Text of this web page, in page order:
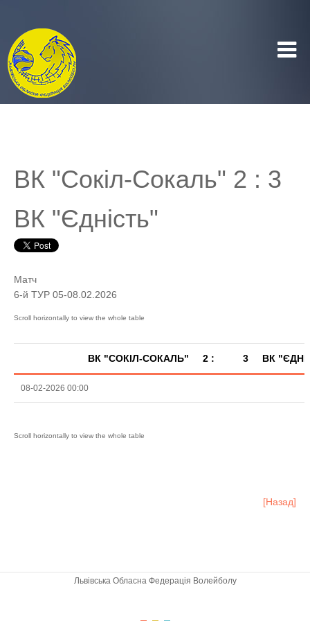
ВК "Сокіл-Сокаль" 2 : 3
ВК "Єдність"
Матч
6-й ТУР 05-08.02.2026
ВК "СОКІЛ-СОКАЛЬ" 2 : 3 ВК
08-02-2026 00:00
[Назад]
Львівська Обласна Федерація Волейболу